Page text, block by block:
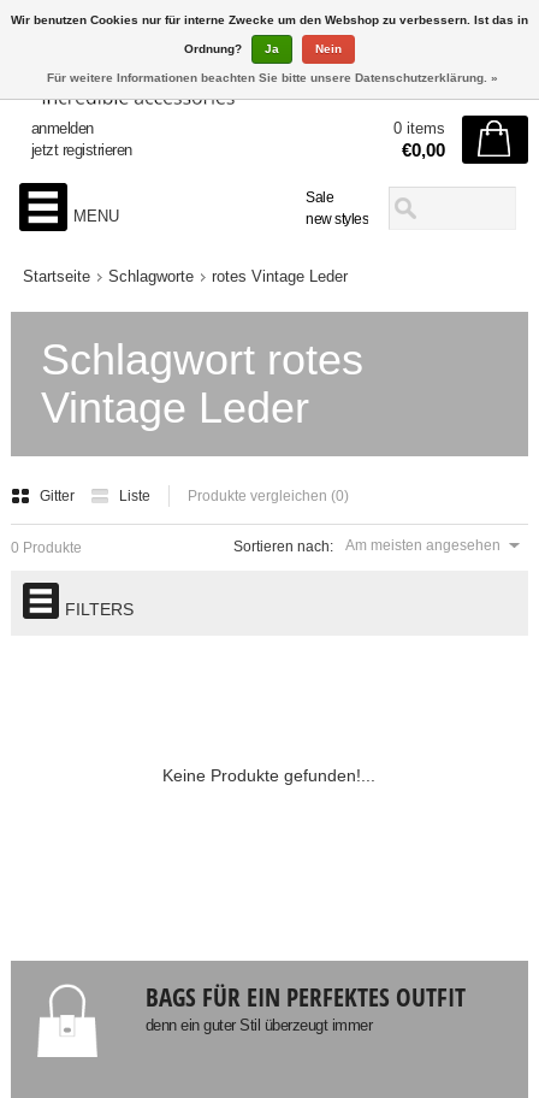
Sale
new styles
anmelden
jetzt registrieren
0 items
€0,00
MENU
Startseite Schlagworte rotes Vintage Leder
Schlagwort rotes
Vintage Leder
Gitter Liste Produkte vergleichen (0)
Sortieren nach: Am meisten angesehen
0 Produkte
FILTERS
Keine Produkte gefunden!...
BAGS FÜR EIN PERFEKTES OUTFIT
denn ein guter Stil überzeugt immer
Wir benutzen Cookies nur für interne Zwecke um den Webshop zu verbessern. Ist das in
Ordnung? Ja Nein
Für weitere Informationen beachten Sie bitte unsere Datenschutzerklärung. »